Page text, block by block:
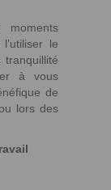
le
tranquillité
à vous
de
lors des